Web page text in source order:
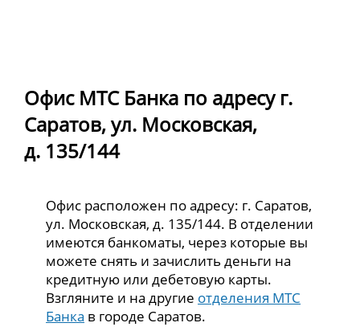
Офис МТС Банка по адресу г.
Саратов, ул. Московская,
д. 135/144
Офис расположен по адресу: г. Саратов,
ул. Московская, д. 135/144. В отделении
имеются банкоматы, через которые вы
можете снять и зачислить деньги на
кредитную или дебетовую карты.
Взгляните и на другие отделения МТС
Банка в городе Саратов.